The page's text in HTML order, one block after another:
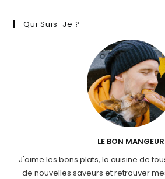
Qui Suis-Je ?
LE BON MANGEUR
J'aime les bons plats, la cuisine de
de nouvelles saveurs et retrouver